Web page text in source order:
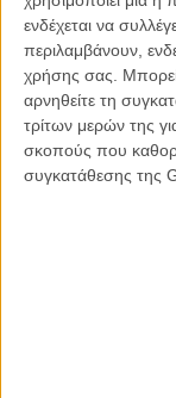
ενδέχεται να
περιλαμβάνουν,
χρήσης σας.
αρνηθείτε τη
τρίτων μερών της
σκοπούς που
συγκατάθεσης της
ΘΕΜΑΤΑ 22 ΔΕΚ 2011